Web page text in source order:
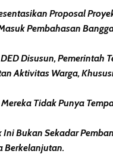
Proposal
Pembahasan
Disusun,
Aktivitas Warga,
Tidak Punya
Bukan Sekadar
Berkelanjutan.